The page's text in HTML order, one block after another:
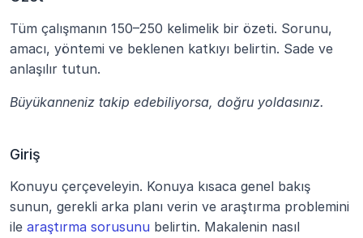
Tüm çalışmanın 150–250 kelimelik bir özeti. Sorunu,
amacı, yöntemi ve beklenen katkıyı belirtin. Sade ve
anlaşılır tutun.
Büyükanneniz takip edebiliyorsa, doğru yoldasınız.
Giriş
Konuyu çerçeveleyin. Konuya kısaca genel bakış
sunun, gerekli arka planı verin ve araştırma problemini
ile araştırma sorusunu belirtin. Makalenin nasıl